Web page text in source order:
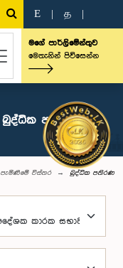
E த
මගේ පාර්ලිමේන්තුව
මෙතැනින් පිවිසෙන්න
බුද්ධික පතිරණ
පැමිණීමේ විස්තර බුද්ධික පතිරණ